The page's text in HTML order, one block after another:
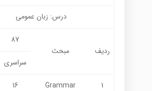
درس: زبان عمومی
ردیف مبحث
87
سراسری
1
Grammar
16